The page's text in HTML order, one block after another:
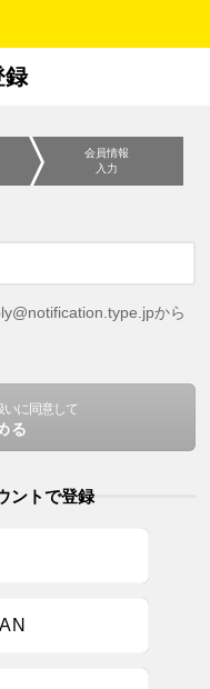
録
会員情報
入力
から
いに同意して
る
ントで登録